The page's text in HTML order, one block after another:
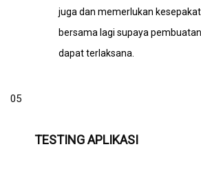
juga dan memerlukan
bersama lagi supaya
dapat terlaksana.
05
TESTING APLIKASI